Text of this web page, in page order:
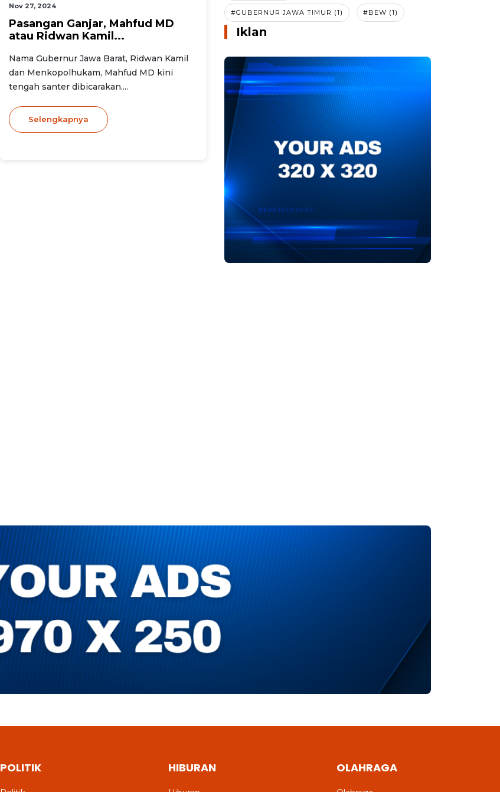
Nov 27, 2024
Pasangan Ganjar, Mahfud MD
atau Ridwan Kamil...
Nama Gubernur Jawa Barat, Ridwan Kamil
dan Menkopolhukam, Mahfud MD kini
tengah santer dibicarakan....
Selengkapnya
#GUBERNUR JAWA TIMUR (1) #BEW (1)
Iklan
POLITIK HIBURAN OLAHRAGA